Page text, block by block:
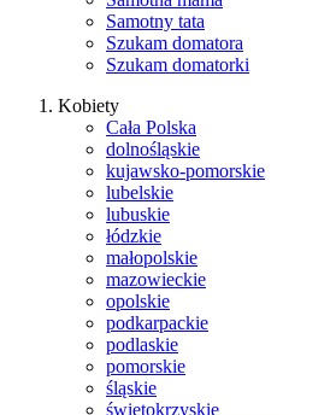
Samotny tata
Szukam domatora
Szukam domatorki
Kobiety
Cała Polska
dolnośląskie
kujawsko-pomorskie
lubelskie
lubuskie
łódzkie
małopolskie
mazowieckie
opolskie
podkarpackie
podlaskie
pomorskie
śląskie
świętokrzyskie